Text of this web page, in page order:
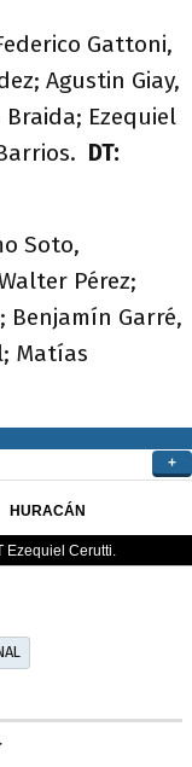
Gattoni,
Agustin Giay,
Braida; Ezequiel
DT:
Soto,
Pérez;
Benjamín Garré,
Matías